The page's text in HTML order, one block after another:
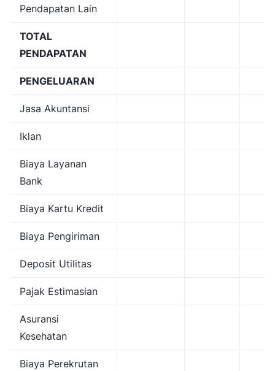
Pendapatan Lain
TOTAL
PENDAPATAN
PENGELUARAN
Jasa Akuntansi
Iklan
Biaya Layanan
Bank
Biaya Kartu Kredit
Biaya Pengiriman
Deposit Utilitas
Pajak Estimasian
Asuransi
Kesehatan
Biaya Perekrutan